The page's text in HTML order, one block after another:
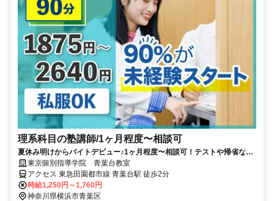
理系科目の塾講師/1ヶ月程度〜相談可
夏休み明けからバイトデビュー♪1ヶ月程度〜相談可！テストや帰省など
も調整可能！
東京個別指導学院 青葉台教室
アクセス 東急田園都市線 青葉台駅 徒歩2分
時給1,250円～1,760円
神奈川県横浜市青葉区